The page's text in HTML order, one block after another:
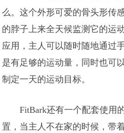
么。这个外形可爱的骨头形传
的脖子上来全天候监测它的运
应用，主人可以随时随地通过
是有足够的运动量，同时也可
制定一天的运动目标。
FitBark还有一个配套使用
置，当主人不在家的时候，带